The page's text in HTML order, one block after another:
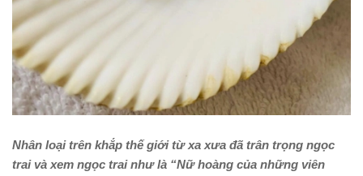
Nhân loại trên khắp thế giới từ xa xưa đã trân trọng ngọc
trai và xem ngọc trai như là “Nữ hoàng của những viên